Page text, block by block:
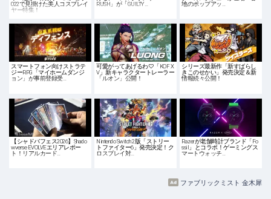
022で見掛けた美人コスプレイ
ヤー特集！
RUSH」が「GUILTY …
地のポップアッ…
スマートフォン向けストラテ
ジーRPG「マイホームダンジ
ョン」が事前登録受…
可愛がってあげるわ♡「KOF X
V」新キャラクタートレーラー
「ルオン」公開！
シリーズ最新作「新すばらし
きこのせかい」発売決定＆新
情報続々公開！
【シャドバフェス2026】Shado
wverse EVOLVEエリアレポー
ト！リアルカード…
Nintendo Switch 2版「ストリー
トファイター6」発売決定！ク
ロスプレイ対…
Razerが老舗時計ブランド「Fo
ssil」とコラボ！ゲーミングス
マートウォッチ…
ファブリックミスト 金木犀